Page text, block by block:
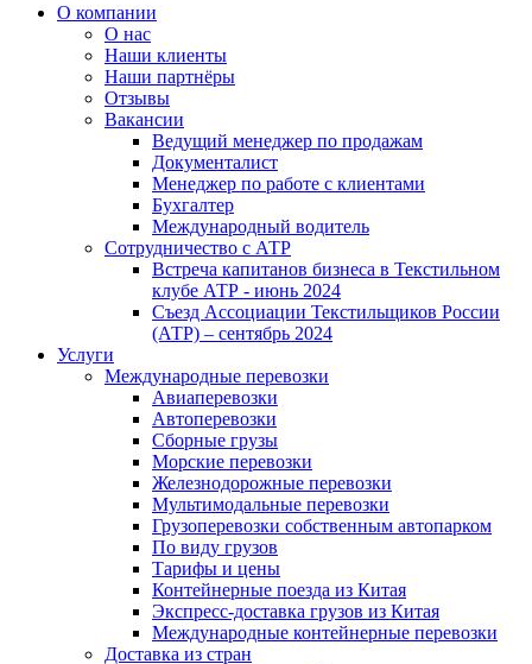
О компании
О нас
Наши клиенты
Наши партнёры
Отзывы
Вакансии
Ведущий менеджер по продажам
Документалист
Менеджер по работе с клиентами
Бухгалтер
Международный водитель
Сотрудничество с АТР
Встреча капитанов бизнеса в Текстильном
клубе АТР - июнь 2024
Съезд Ассоциации Текстильщиков России
(АТР) – сентябрь 2024
Услуги
Международные перевозки
Авиаперевозки
Автоперевозки
Сборные грузы
Морские перевозки
Железнодорожные перевозки
Мультимодальные перевозки
Грузоперевозки собственным автопарком
По виду грузов
Тарифы и цены
Контейнерные поезда из Китая
Экспресс-доставка грузов из Китая
Международные контейнерные перевозки
Доставка из стран